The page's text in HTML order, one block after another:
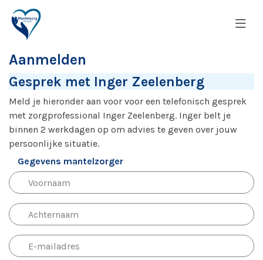
Aanmelden
Gesprek met Inger Zeelenberg
Meld je hieronder aan voor voor een telefonisch gesprek
met zorgprofessional Inger Zeelenberg. Inger belt je
binnen 2 werkdagen op om advies te geven over jouw
persoonlijke situatie.
Gegevens mantelzorger